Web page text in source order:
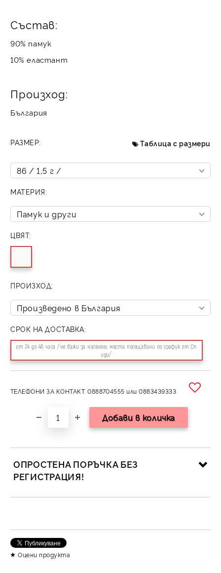
Състав:
90% памук
10% еластант
Произход:
България
РАЗМЕР: Таблица с размери
МАТЕРИЯ:
ЦВЯТ:
ПРОИЗХОД:
СРОК НА ДОСТАВКА:
от 24 до 48 часа /не важи за населени места посещавани по график от Сп
иди/
ТЕЛЕФОНИ ЗА КОНТАКТ: 0888704555 или 0883439333
ОПРОСТЕНА ПОРЪЧКА БЕЗ
РЕГИСТРАЦИЯ!
Съгласен съм с
Оцени продукта